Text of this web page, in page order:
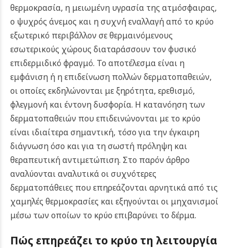
θερμοκρασία, η μειωμένη υγρασία της ατμόσφαιρας,
ο ψυχρός άνεμος και η συχνή εναλλαγή από το κρύο
εξωτερικό περιβάλλον σε θερμαινόμενους
εσωτερικούς χώρους διαταράσσουν τον φυσικό
επιδερμιδικό φραγμό. Το αποτέλεσμα είναι η
εμφάνιση ή η επιδείνωση πολλών δερματοπαθειών,
οι οποίες εκδηλώνονται με ξηρότητα, ερεθισμό,
φλεγμονή και έντονη δυσφορία. Η κατανόηση των
δερματοπαθειών που επιδεινώνονται με το κρύο
είναι ιδιαίτερα σημαντική, τόσο για την έγκαιρη
διάγνωση όσο και για τη σωστή πρόληψη και
θεραπευτική αντιμετώπιση. Στο παρόν άρθρο
αναλύονται αναλυτικά οι συχνότερες
δερματοπάθειες που επηρεάζονται αρνητικά από τις
χαμηλές θερμοκρασίες και εξηγούνται οι μηχανισμοί
μέσω των οποίων το κρύο επιβαρύνει το δέρμα.
Πώς επηρεάζει το κρύο τη λειτουργία